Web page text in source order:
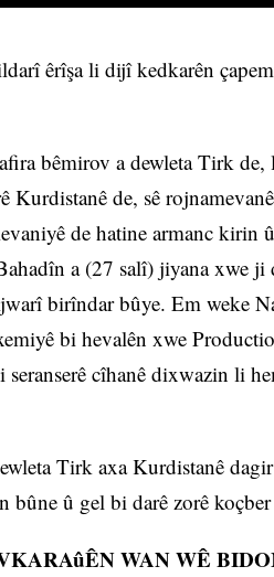
êrîşa li dijî kedkarên
bêmirov a dewleta Tirk de,
Kurdistanê de, sê
de hatine armanc kirin
a (27 salî) jiyana xwe ji
birîndar bûye. Em weke
bi hevalên xwe
cîhanê dixwazin li
Tirk axa Kurdistanê
bûne û gel bi darê zorê
WAN WÊ